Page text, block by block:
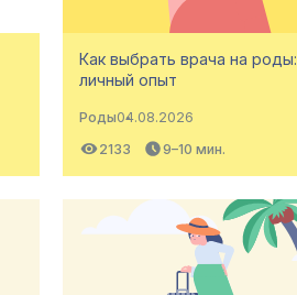
Как выбрать врача на роды:
личный опыт
Роды04.08.2026
2133
9–10 мин.